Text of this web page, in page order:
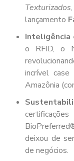
Texturizados
lançamento
Inteligência
o RFID, o
incrível
Amazônia
deixou de
de negócios.